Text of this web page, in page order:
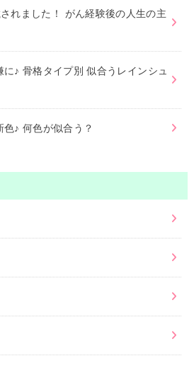
れました！ がん経験後の人生の主
♪ 骨格タイプ別 似合うレインシュ
♪ 何色が似合う？